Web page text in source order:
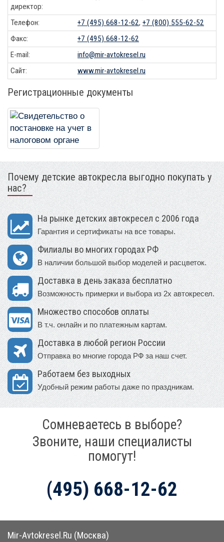
директор:
Телефон: +7 (495) 668-12-62, +7 (800) 555-62-52
Факс:
+7 (495) 668-12-62
E-mail:
info@mir-avtokresel.ru
Сайт:
www.mir-avtokresel.ru
Регистрационные документы
Почему детские автокресла выгодно покупать у
нас?
На рынке детских автокресел с 2006 года
Гарантия и сертификаты на все товары.
Филиалы во многих городах РФ
В наличии большой выбор моделей и расцветок.
Доставка в день заказа бесплатно
Возможность примерки и выбора из 2х автокресел.
Множество способов оплаты
В т.ч. онлайн и по платежным картам.
Доставка в любой регион России
Отправка во многие города РФ за наш счет.
Работаем без выходных
Удобный режим работы даже по праздникам.
Сомневаетесь в выборе?
Звоните, наши специалисты
помогут!
(495) 668-12-62
Mir-Avtokresel.Ru (Москва)